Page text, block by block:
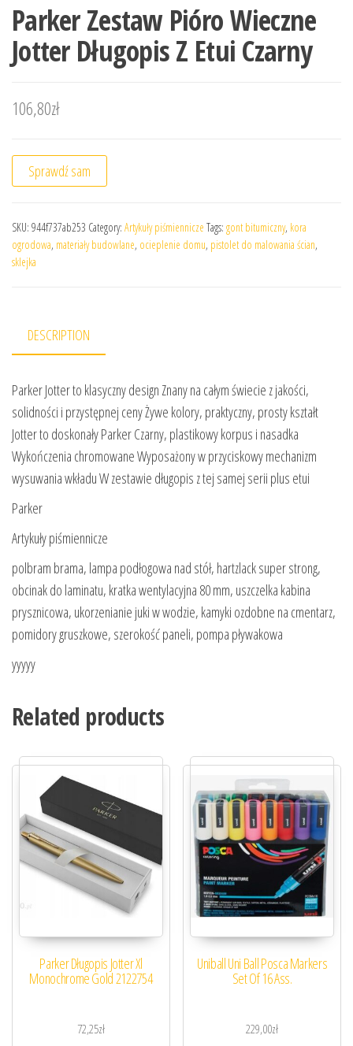
Parker Zestaw Pióro Wieczne
Jotter Długopis Z Etui Czarny
106,80zł
Sprawdź sam
SKU: 944f737ab253 Category: Artykuły piśmiennicze Tags: gont bitumiczny, kora
ogrodowa, materiały budowlane, ocieplenie domu, pistolet do malowania ścian,
sklejka
DESCRIPTION
Parker Jotter to klasyczny design Znany na całym świecie z jakości,
solidności i przystępnej ceny Żywe kolory, praktyczny, prosty kształt
Jotter to doskonały Parker Czarny, plastikowy korpus i nasadka
Wykończenia chromowane Wyposażony w przyciskowy mechanizm
wysuwania wkładu W zestawie długopis z tej samej serii plus etui
Parker
Artykuły piśmiennicze
polbram brama, lampa podłogowa nad stół, hartzlack super strong,
obcinak do laminatu, kratka wentylacyjna 80 mm, uszczelka kabina
prysznicowa, ukorzenianie juki w wodzie, kamyki ozdobne na cmentarz,
pomidory gruszkowe, szerokość paneli, pompa pływakowa
yyyyy
Related products
Parker Długopis Jotter Xl
Monochrome Gold 2122754
72,25zł
Uniball Uni Ball Posca Markers
Set Of 16 Ass.
229,00zł